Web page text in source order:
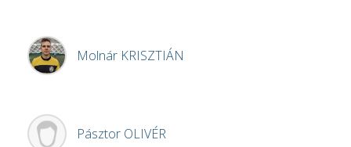
Molnár KRISZTIÁN
Pásztor OLIVÉR